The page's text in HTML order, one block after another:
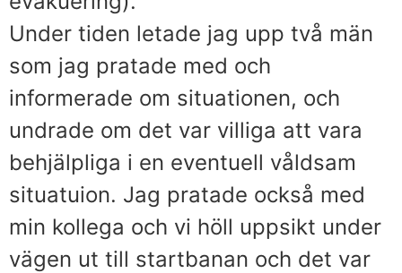
Under tiden letade jag upp två män
som jag pratade med och
informerade om situationen, och
undrade om det var villiga att vara
behjälpliga i en eventuell våldsam
situatuion. Jag pratade också med
min kollega och vi höll uppsikt under
vägen ut till startbanan och det var